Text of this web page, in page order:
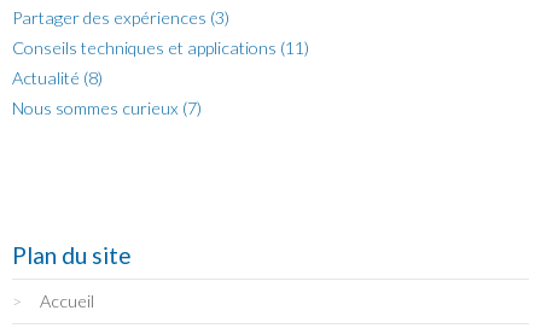
Partager des expériences (3)
Conseils techniques et applications (11)
Actualité (8)
Nous sommes curieux (7)
Plan du site
Accueil